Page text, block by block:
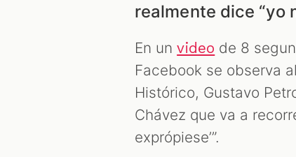
realmente dice “yo
En unvideo de 8
Facebook se observa
Histórico, Gustavo
Chávez que va a
exprópiese’”.